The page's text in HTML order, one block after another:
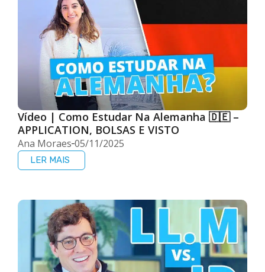
Vídeo | Como Estudar Na Alemanha 🇩🇪 –
APPLICATION, BOLSAS E VISTO
Ana Moraes 05/11/2025
LER MAIS